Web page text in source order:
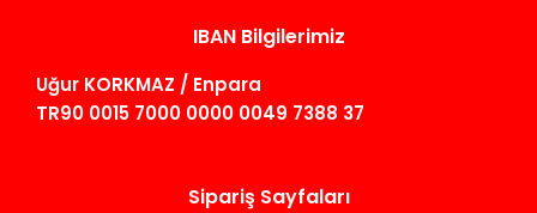
IBAN Bilgilerimiz
Uğur KORKMAZ / Enpara
TR90 0015 7000 0000 0049 7388 37
Sipariş Sayfaları